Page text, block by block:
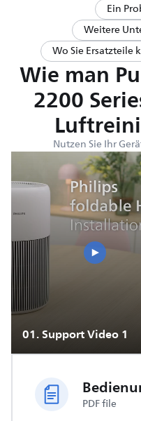
Ein
Weitere
Wo Sie
Wie man
2200
Nutzen Sie Ihr
01.Support Video 1
PDF file